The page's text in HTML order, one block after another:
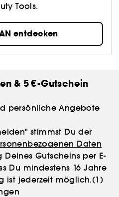
Tools.
entdecken
& 5 €-Gutschein
persönliche Angebote
stimmst Du der
Daten
Gutscheins per E-
Du mindestens 16 Jahre
ist jederzeit möglich.(1)